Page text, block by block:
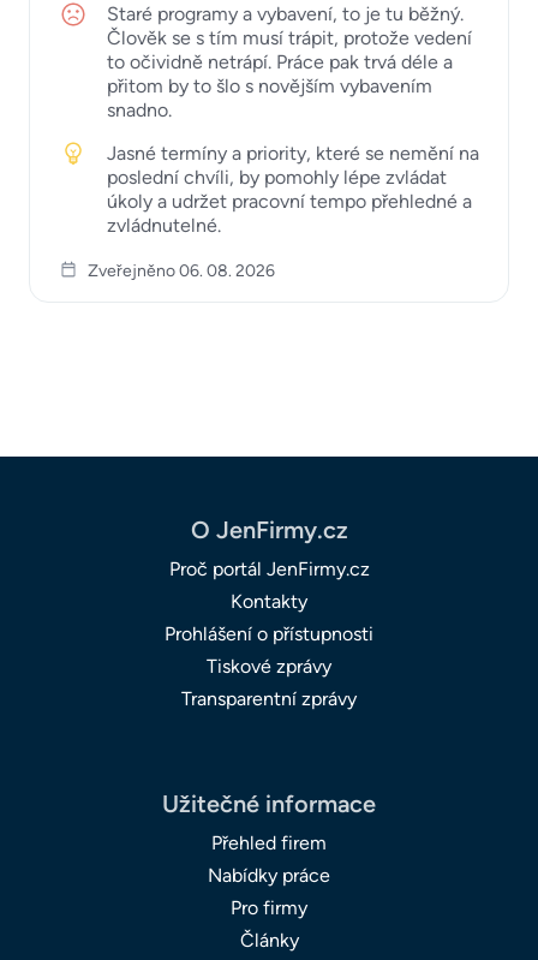
Staré programy a vybavení, to je tu běžný.
Člověk se s tím musí trápit, protože vedení
to očividně netrápí. Práce pak trvá déle a
přitom by to šlo s novějším vybavením
snadno.
Jasné termíny a priority, které se nemění na
poslední chvíli, by pomohly lépe zvládat
úkoly a udržet pracovní tempo přehledné a
zvládnutelné.
Zveřejněno 06. 08. 2026
O JenFirmy.cz
Proč portál JenFirmy.cz
Kontakty
Prohlášení o přístupnosti
Tiskové zprávy
Transparentní zprávy
Užitečné informace
Přehled firem
Nabídky práce
Pro firmy
Články